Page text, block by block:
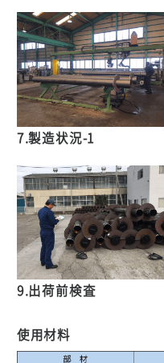
7.製造状況-1
9.出荷前検査
使用材料